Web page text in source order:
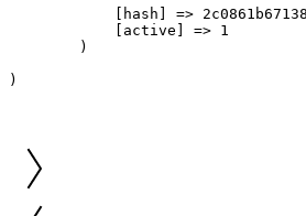
[hash] =>
            [active] => 1
        )